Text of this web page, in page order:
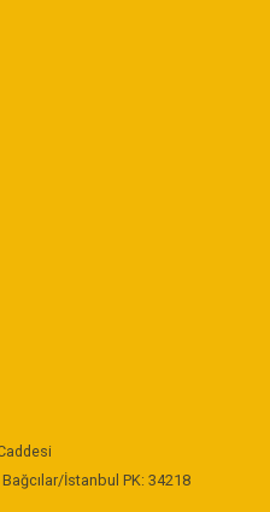
İstanbul PK: 34218